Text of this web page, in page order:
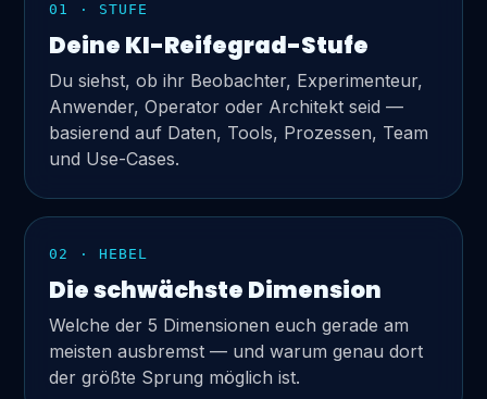
01 · STUFE
Deine KI-Reifegrad-Stufe
Du siehst, ob ihr Beobachter, Experimenteur,
Anwender, Operator oder Architekt seid —
basierend auf Daten, Tools, Prozessen, Team
und Use-Cases.
02 · HEBEL
Die schwächste Dimension
Welche der 5 Dimensionen euch gerade am
meisten ausbremst — und warum genau dort
der größte Sprung möglich ist.